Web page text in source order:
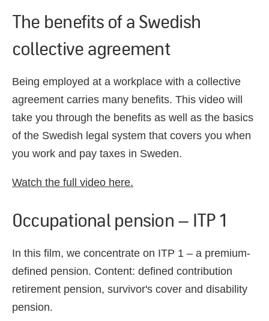
The benefits of a Swedish
collective agreement
Being employed at a workplace with a collective
agreement carries many benefits. This video will
take you through the benefits as well as the basics
of the Swedish legal system that covers you when
you work and pay taxes in Sweden.
Watch the full video here.
Occupational pension – ITP 1
In this film, we concentrate on ITP 1 – a premium-
defined pension. Content: defined contribution
retirement pension, survivor's cover and disability
pension.